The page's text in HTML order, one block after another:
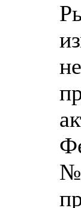
№